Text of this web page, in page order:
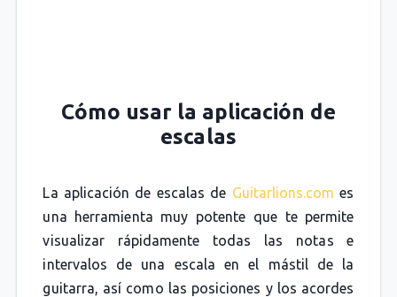
Cómo usar la aplicación de
escalas
La aplicación de escalas de Guitarlions.com es
una herramienta muy potente que te permite
visualizar rápidamente todas las notas e
intervalos de una escala en el mástil de la
guitarra, así como las posiciones y los acordes